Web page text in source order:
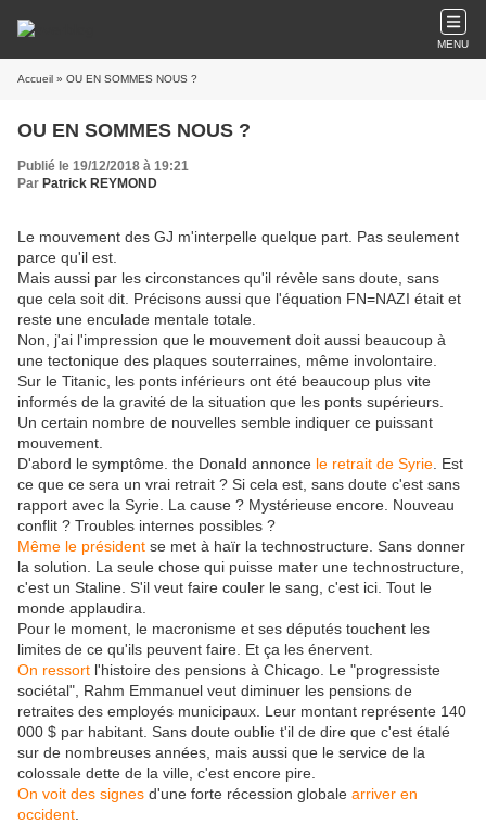
MENU
Accueil » OU EN SOMMES NOUS ?
OU EN SOMMES NOUS ?
Publié le 19/12/2018 à 19:21
Par Patrick REYMOND
Le mouvement des GJ m'interpelle quelque part. Pas seulement
parce qu'il est.
Mais aussi par les circonstances qu'il révèle sans doute, sans
que cela soit dit. Précisons aussi que l'équation FN=NAZI était et
reste une enculade mentale totale.
Non, j'ai l'impression que le mouvement doit aussi beaucoup à
une tectonique des plaques souterraines, même involontaire.
Sur le Titanic, les ponts inférieurs ont été beaucoup plus vite
informés de la gravité de la situation que les ponts supérieurs.
Un certain nombre de nouvelles semble indiquer ce puissant
mouvement.
D'abord le symptôme. the Donald annonce le retrait de Syrie . Est
ce que ce sera un vrai retrait ? Si cela est, sans doute c'est sans
rapport avec la Syrie. La cause ? Mystérieuse encore. Nouveau
conflit ? Troubles internes possibles ?
Même le président se met à haïr la technostructure. Sans donner
la solution. La seule chose qui puisse mater une technostructure,
c'est un Staline. S'il veut faire couler le sang, c'est ici. Tout le
monde applaudira.
Pour le moment, le macronisme et ses députés touchent les
limites de ce qu'ils peuvent faire. Et ça les énervent.
On ressort l'histoire des pensions à Chicago. Le "progressiste
sociétal", Rahm Emmanuel veut diminuer les pensions de
retraites des employés municipaux. Leur montant représente 140
000 $ par habitant. Sans doute oublie t'il de dire que c'est étalé
sur de nombreuses années, mais aussi que le service de la
colossale dette de la ville, c'est encore pire.
On voit des signes d'une forte récession globale arriver en
occident